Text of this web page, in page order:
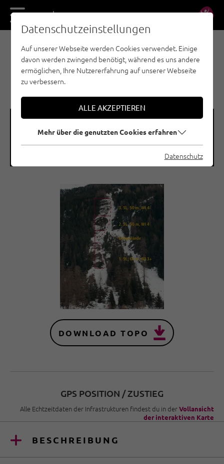
DE EN
EISKLETTERN - ÖTZTAL
LÄNGENFELD /
🞽
Schwierigkeitsgrad
🞱
Seehöhe
1300 M
DOWNLOAD TOPO
GPS POSITION / ZUSTIEG
Alle Echtzeitdaten der Infrastrukturen findest du in derVollansicht
der interaktiven Karte
BESCHREIBUNG
Datenschutzeinstellungen
Auf unserer Webseite werden Cookies verwendet. Einige
davon werden zwingend benötigt, während es uns andere
ermöglichen, Ihre Nutzererfahrung auf unserer Webseite
zu verbessern.
ALLE AKZEPTIEREN
Mehr über die genutzten Cookies erfahren
Datenschutz